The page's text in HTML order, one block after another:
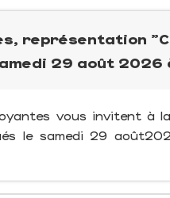
représentation
29 août 2026
vous invitent à
le samedi 29